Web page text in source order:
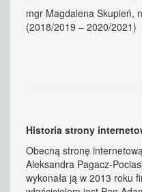
mgr Magdalena Skupień,
(2018/2019 – 2020/2021)
Historia strony
Obecną stronę
Aleksandra Pagacz-
wykonała ją w 2013 roku